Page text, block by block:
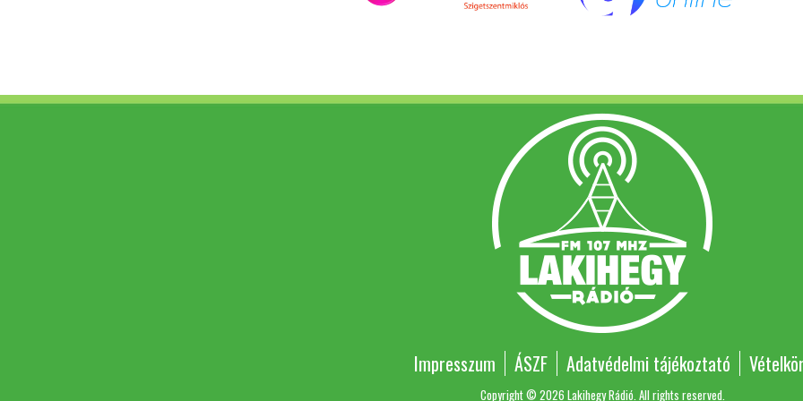
Impresszum ÁSZF Adatvédelmi tájékoztató
Copyright © 2026 Lakihegy Rádió. All rights reserved.